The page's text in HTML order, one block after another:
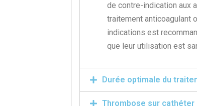
de contre-indication aux
traitement anticoagulant
indications est
que leur utilisation est
Durée optimale du
Thrombose sur cathéter